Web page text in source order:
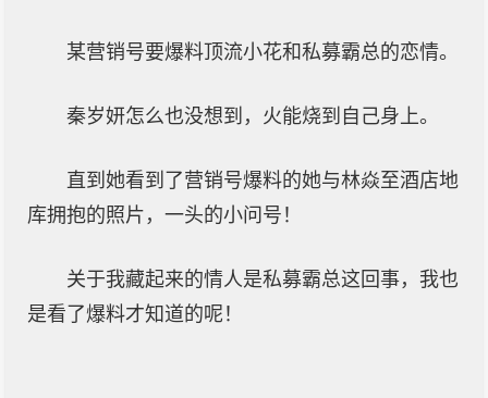
某营销号要爆料顶流小花和私募霸总的恋情。
秦岁妍怎么也没想到，火能烧到自己身上。
直到她看到了营销号爆料的她与林焱至酒店地
库拥抱的照片，一头的小问号！
关于我藏起来的情人是私募霸总这回事，我也
是看了爆料才知道的呢！